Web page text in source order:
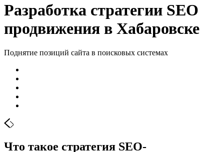
Разработка стратегии SEO
продвижения в Хабаровске
Поднятие позиций сайта в поисковых системах
Что такое стратегия SEO-